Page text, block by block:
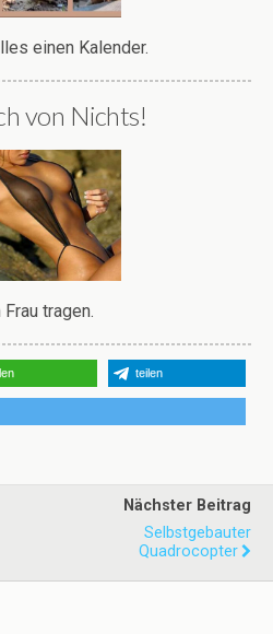
einen Kalender.
von Nichts!
Frau tragen.
teilen
Nächster Beitrag
Selbstgebauter
Quadrocopter